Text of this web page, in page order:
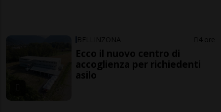
BELLINZONA 4 ore
Ecco il nuovo centro di
accoglienza per richiedenti
asilo